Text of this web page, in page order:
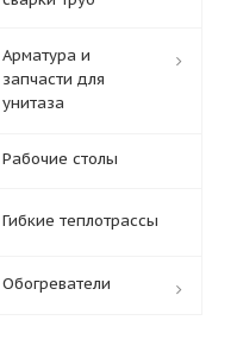
Арматура и
запчасти для
унитаза
Рабочие столы
Гибкие теплотрассы
Обогреватели